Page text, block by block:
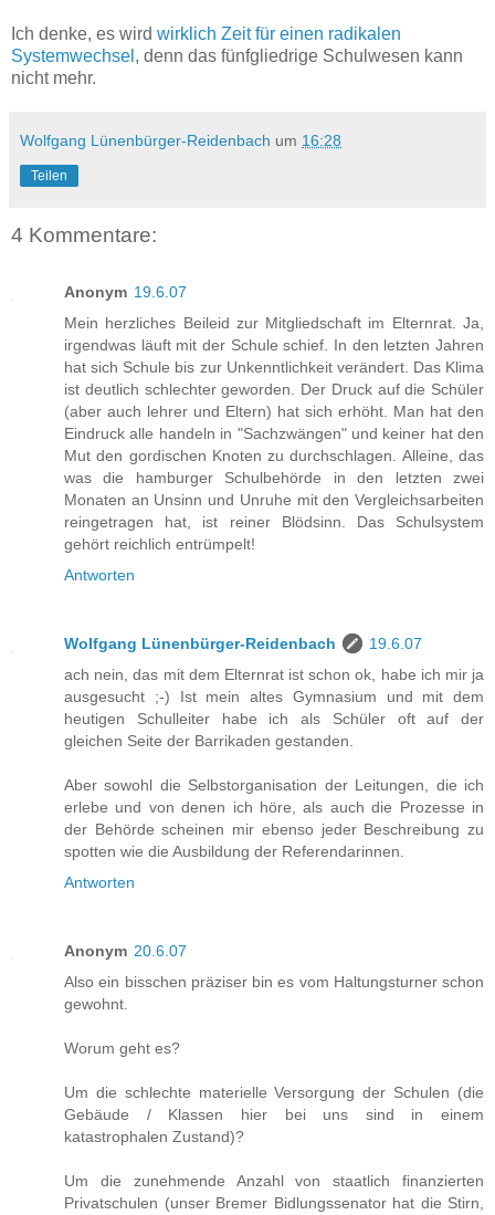
Ich denke, es wird wirklich Zeit für einen radikalen
Systemwechsel , denn das fünfgliedrige Schulwesen kann
nicht mehr.
Wolfgang Lünenbürger-Reidenbach um 16:28
Teilen
4 Kommentare:
Anonym 19.6.07
Mein herzliches Beileid zur Mitgliedschaft im Elternrat. Ja,
irgendwas läuft mit der Schule schief. In den letzten Jahren
hat sich Schule bis zur Unkenntlichkeit verändert. Das Klima
ist deutlich schlechter geworden. Der Druck auf die Schüler
(aber auch lehrer und Eltern) hat sich erhöht. Man hat den
Eindruck alle handeln in "Sachzwängen" und keiner hat den
Mut den gordischen Knoten zu durchschlagen. Alleine, das
was die hamburger Schulbehörde in den letzten zwei
Monaten an Unsinn und Unruhe mit den Vergleichsarbeiten
reingetragen hat, ist reiner Blödsinn. Das Schulsystem
gehört reichlich entrümpelt!
Antworten
Wolfgang Lünenbürger-Reidenbach
19.6.07
ach nein, das mit dem Elternrat ist schon ok, habe ich mir ja
ausgesucht ;-) Ist mein altes Gymnasium und mit dem
heutigen Schulleiter habe ich als Schüler oft auf der
gleichen Seite der Barrikaden gestanden.
Aber sowohl die Selbstorganisation der Leitungen, die ich
erlebe und von denen ich höre, als auch die Prozesse in
der Behörde scheinen mir ebenso jeder Beschreibung zu
spotten wie die Ausbildung der Referendarinnen.
Antworten
Anonym 20.6.07
Also ein bisschen präziser bin es vom Haltungsturner schon
gewohnt.
Worum geht es?
Um die schlechte materielle Versorgung der Schulen (die
Gebäude / Klassen hier bei uns sind in einem
katastrophalen Zustand)?
Um die zunehmende Anzahl von staatlich finanzierten
Privatschulen (unser Bremer Bidlungssenator hat die Stirn,